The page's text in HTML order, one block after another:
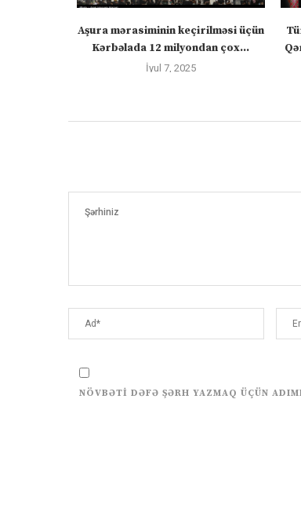
Aşura mərasiminin keçirilməsi üçün
Kərbəlada 12 milyondan çox...
İyul 7, 2025
NÖVBƏTI DƏFƏ ŞƏRH YAZMAQ ÜÇÜN